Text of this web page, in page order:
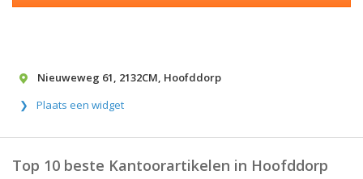
Nieuweweg 61, 2132CM, Hoofddorp
Plaats een widget
Top 10 beste Kantoorartikelen in Hoofddorp